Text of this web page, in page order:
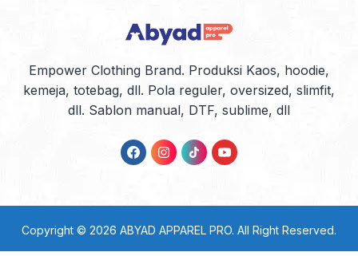
Empower Clothing Brand. Produksi Kaos, hoodie,
kemeja, totebag, dll. Pola reguler, oversized, slimfit,
dll. Sablon manual, DTF, sublime, dll
Copyright © 2026 ABYAD APPAREL PRO. All Right Reserved.